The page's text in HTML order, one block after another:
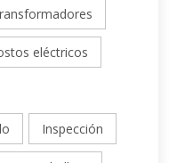
eléctricos
Inspección